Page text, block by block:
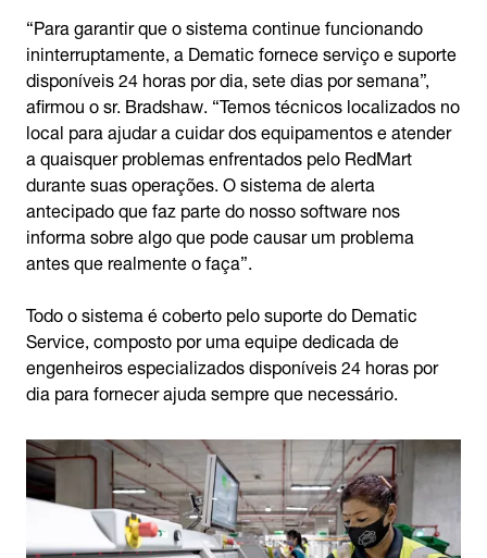
“Para garantir que o sistema continue funcionando
ininterruptamente, a Dematic fornece serviço e suporte
disponíveis 24 horas por dia, sete dias por semana”,
afirmou o sr. Bradshaw. “Temos técnicos localizados no
local para ajudar a cuidar dos equipamentos e atender
a quaisquer problemas enfrentados pelo RedMart
durante suas operações. O sistema de alerta
antecipado que faz parte do nosso software nos
informa sobre algo que pode causar um problema
antes que realmente o faça”.
Todo o sistema é coberto pelo suporte do Dematic
Service, composto por uma equipe dedicada de
engenheiros especializados disponíveis 24 horas por
dia para fornecer ajuda sempre que necessário.